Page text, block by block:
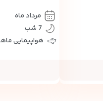
مرداد ماه
7 شب
هواپیمایی